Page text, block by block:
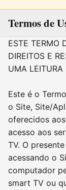
Termos de
ESTE TERMO
DIREITOS E
UMA LEITURA
Este é o
o Site, Site/
oferecidos
acesso aos
TV. O
acessando o
computador
smart TV ou